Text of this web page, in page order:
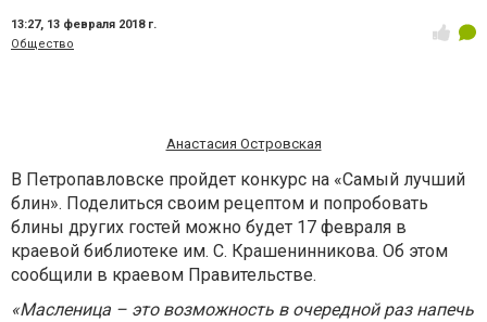
13:27, 13 февраля 2018 г.
Общество
Анастасия Островская
В Петропавловске пройдет конкурс на «Самый лучший
блин». Поделиться своим рецептом и попробовать
блины других гостей можно будет 17 февраля в
краевой библиотеке им. С. Крашенинникова. Об этом
сообщили в краевом Правительстве.
«Масленица – это возможность в очередной раз напечь